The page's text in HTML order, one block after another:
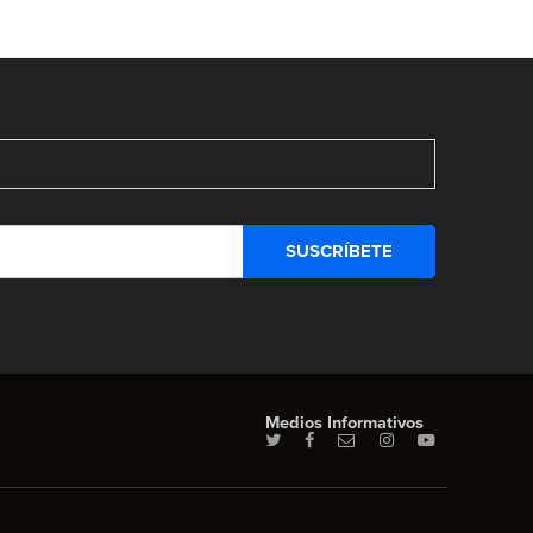
Medios Informativos